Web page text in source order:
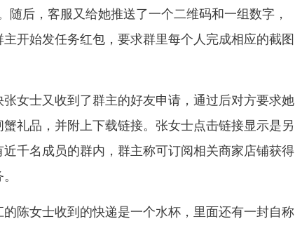
随后，客服又给她推送了一个二维码和一组数字，
开始发任务红包，要求群里每个人完成相应的截图
士又收到了群主的好友申请，通过后对方要求她
礼品，并附上下载链接。张女士点击链接显示是另
千名成员的群内，群主称可订阅相关商家店铺获得
女士收到的快递是一个水杯，里面还有一封自称